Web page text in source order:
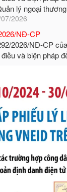
NĐ-CP
2026/NĐ-CP
và biện pháp
lý ngoại thương
2026
TT- BТC ngày
Bộ Tài chính
trong lĩnh
2026
NĐ-CP
2026/NĐ-CP
điều của Nghị
2020 của Chính
về thuế, hóa
số 102/2021/NĐ-CP